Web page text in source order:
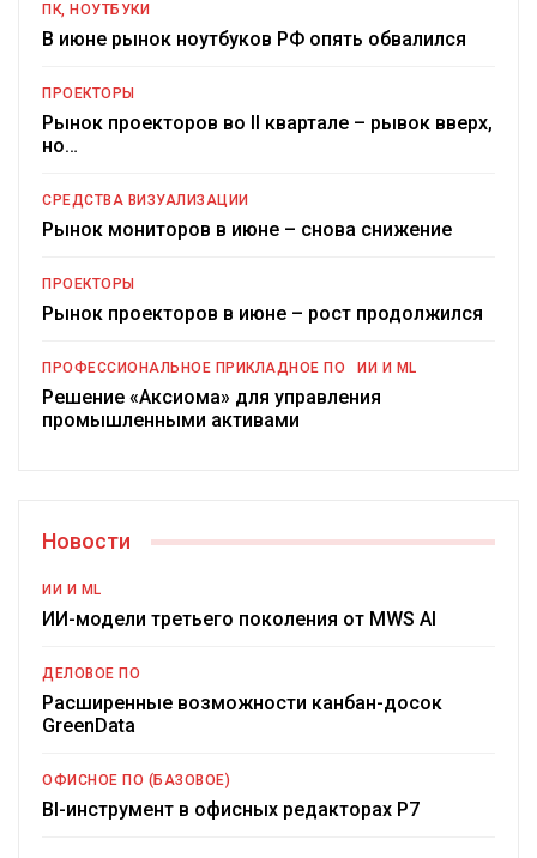
ПК, НОУТБУКИ
В июне рынок ноутбуков РФ опять обвалился
ПРОЕКТОРЫ
Рынок проекторов во II квартале – рывок вверх,
но…
СРЕДСТВА ВИЗУАЛИЗАЦИИ
Рынок мониторов в июне – снова снижение
ПРОЕКТОРЫ
Рынок проекторов в июне – рост продолжился
ПРОФЕССИОНАЛЬНОЕ ПРИКЛАДНОЕ ПО ИИ И ML
Решение «Аксиома» для управления
промышленными активами
Новости
ИИ И ML
ИИ-модели третьего поколения от MWS AI
ДЕЛОВОЕ ПО
Расширенные возможности канбан-досок
GreenData
ОФИСНОЕ ПО (БАЗОВОЕ)
BI-инструмент в офисных редакторах Р7